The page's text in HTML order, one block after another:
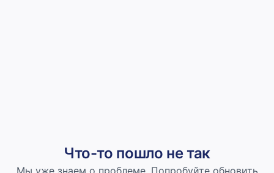
Что-то пошло не так
Мы уже знаем о проблеме. Попробуйте обновить